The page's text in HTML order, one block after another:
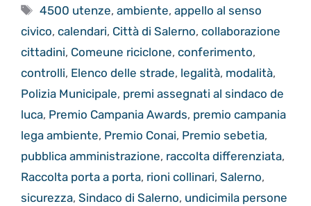
Tag
4500 utenze,ambiente,appello al senso
civico, calendari, Città di Salerno, collaborazione
cittadini, Comeune riciclone, conferimento,
controlli, Elenco delle strade, legalità, modalità,
Polizia Municipale, premi assegnati al sindaco de
luca, Premio Campania Awards, premio campania
lega ambiente, Premio Conai, Premio sebetia,
pubblica amministrazione, raccolta differenziata,
Raccolta porta a porta, rioni collinari, Salerno,
sicurezza, Sindaco di Salerno, undicimila persone